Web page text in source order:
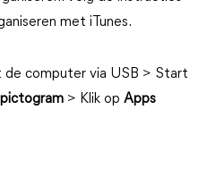
met iTunes.
de computer via USB > Start
> Klik op Apps